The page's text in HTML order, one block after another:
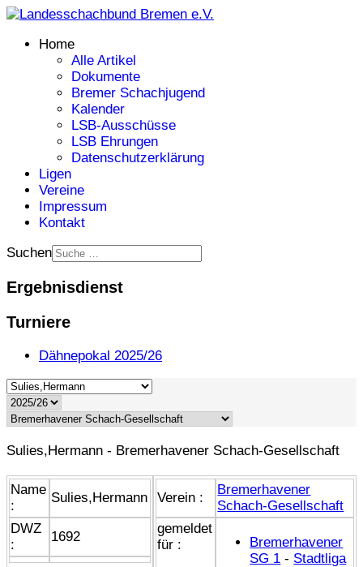
Home
Alle Artikel
Dokumente
Bremer Schachjugend
Kalender
LSB-Ausschüsse
LSB Ehrungen
Datenschutzerklärung
Ligen
Vereine
Impressum
Kontakt
Suchen
Ergebnisdienst
Turniere
Dähnepokal 2025/26
Sulies,Hermann - Bremerhavener Schach-Gesellschaft
Name
:
Sulies,Hermann
DWZ
:
1692
Verein :
Bremerhavener
Schach-Gesellschaft
gemeldet
für :
Bremerhavener
SG 1 - Stadtliga